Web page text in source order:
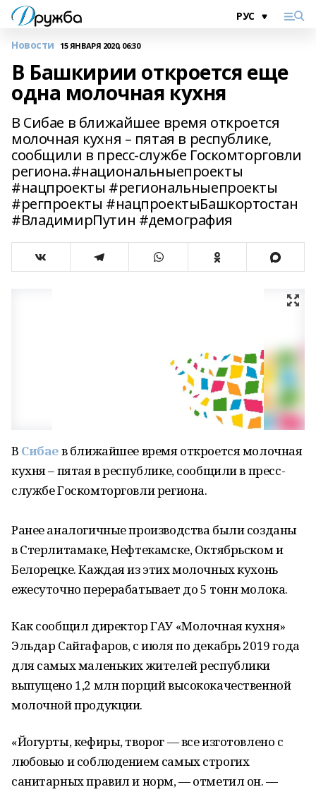
Новости 15 ЯНВАРЯ 2020, 06:30
В Башкирии откроется еще
одна молочная кухня
В Сибае в ближайшее время откроется
молочная кухня – пятая в республике,
сообщили в пресс-службе Госкомторговли
региона.#национальныепроекты
#нацпроекты #региональныепроекты
#регпроекты #нацпроектыБашкортостан
#ВладимирПутин #демография
В Сибаев ближайшее время откроется молочная
кухня – пятая в республике, сообщили в пресс-
службе Госкомторговли региона.
Ранее аналогичные производства были созданы
в Стерлитамаке, Нефтекамске, Октябрьском и
Белорецке. Каждая из этих молочных кухонь
ежесуточно перерабатывает до 5 тонн молока.
Как сообщил директор ГАУ «Молочная кухня»
Эльдар Сайгафаров, с июля по декабрь 2019 года
для самых маленьких жителей республики
выпущено 1,2 млн порций высококачественной
молочной продукции.
«Йогурты, кефиры, творог — все изготовлено с
любовью и соблюдением самых строгих
санитарных правил и норм, — отметил он. —